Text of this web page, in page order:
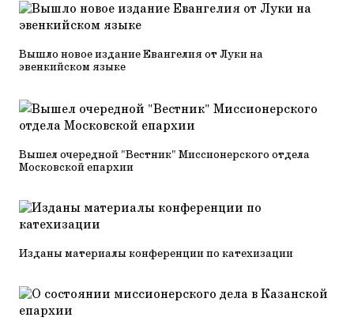
Вышло новое издание Евангелия от Луки на
эвенкийском языке
Вышел очередной "Вестник" Миссионерского отдела
Московской епархии
Изданы материалы конференции по катехизации